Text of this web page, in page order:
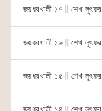
জয়ধরখালী ১৭ || শেখ লুৎফর
জয়ধরখালী ১৬ || শেখ লুৎফর
জয়ধরখালী ১৫ || শেখ লুৎফর